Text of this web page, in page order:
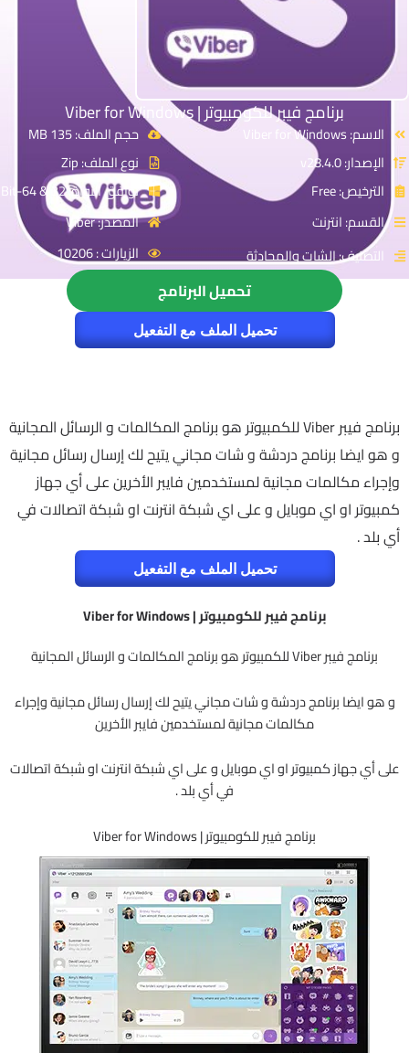
برنامج فيبر للكومبيوتر | Viber for Windows
الاسم: Viber for Windows
الإصدار: v28.4.0
الترخيص: Free
القسم: انترنت
التصنيف: الشات والمحادثة
حجم الملف: 135 MB
نوع الملف: Zip
توافق النواة: 32 & 64-Bit
المصدر: Viber
الزيارات : 10206
تحميل البرنامج
تحميل الملف مع التفعيل
برنامج فيبر Viber للكمبيوتر هو برنامج المكالمات و الرسائل المجانية
و هو ايضا برنامج دردشة و شات مجاني يتيح لك إرسال رسائل مجانية
وإجراء مكالمات مجانية لمستخدمين فايبر الأخرين على أي جهاز
كمبيوتر او اي موبايل و على اي شبكة انترنت او شبكة اتصالات في
أي بلد .
تحميل الملف مع التفعيل
برنامج فيبر للكومبيوتر | Viber for Windows
برنامج فيبر Viber للكمبيوتر هو برنامج المكالمات و الرسائل المجانية
و هو ايضا برنامج دردشة و شات مجاني يتيح لك إرسال رسائل مجانية وإجراء
مكالمات مجانية لمستخدمين فايبر الأخرين
على أي جهاز كمبيوتر او اي موبايل و على اي شبكة انترنت او شبكة اتصالات
في أي بلد .
برنامج فيبر للكومبيوتر | Viber for Windows